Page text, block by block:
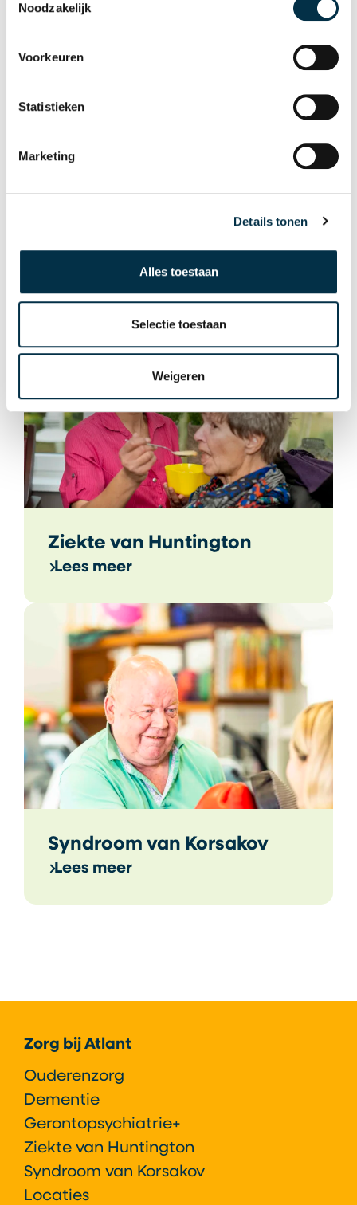
Noodzakelijk
Voorkeuren
Statistieken
Marketing
Details tonen
Alles toestaan
Selectie toestaan
Weigeren
Ziekte van Huntington
Lees meer
Syndroom van Korsakov
Lees meer
Zorg bij Atlant
Ouderenzorg
Dementie
Gerontopsychiatrie+
Ziekte van Huntington
Syndroom van Korsakov
Locaties